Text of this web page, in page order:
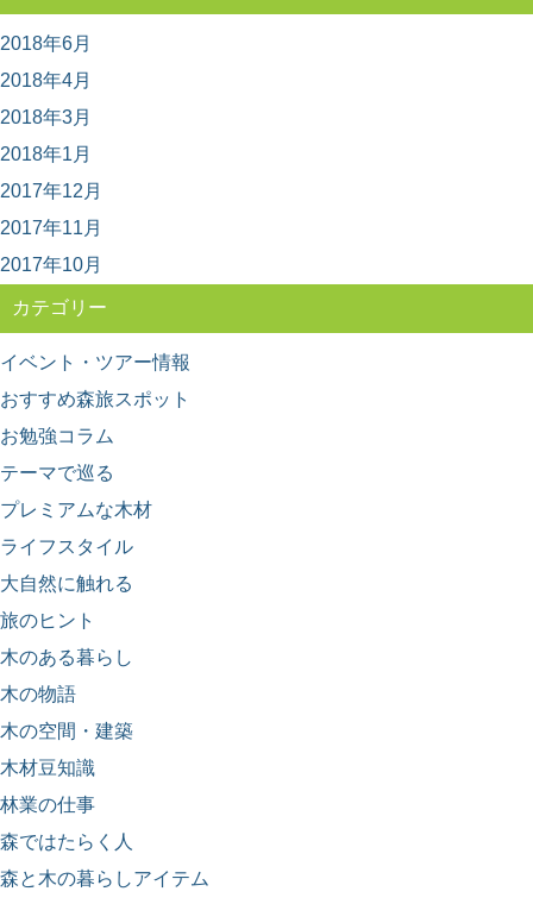
私たちが毎日生活する床の上。日本の場合は、家の中で
したい6つのこと
2018年6月
2018年4月
2018年3月
2018年1月
2017年12月
2017年11月
2017年10月
カテゴリー
イベント・ツアー情報
おすすめ森旅スポット
お勉強コラム
テーマで巡る
プレミアムな木材
ライフスタイル
大自然に触れる
旅のヒント
木のある暮らし
木の物語
木の空間・建築
木材豆知識
林業の仕事
森ではたらく人
森と木の暮らしアイテム